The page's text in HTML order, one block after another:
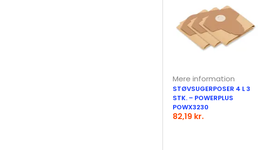
Mere information
STØVSUGERPOSER 4 L 3
STK. – POWERPLUS
POWX3230
82,19 kr.